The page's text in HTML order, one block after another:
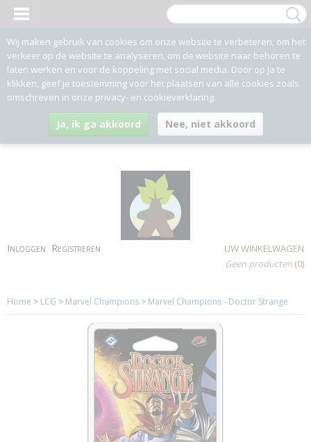
Inloggen Registreren
UW WINKELWAGEN
Geen producten (0)
Home > LCG > Marvel Champions > Marvel Champions - Doctor Strange
Wij maken gebruik van cookies om onze website te verbeteren, om het
verkeer op de website te analyseren, om de website naar behoren te
laten werken en voor de koppeling met social media. Door op Ja te
klikken, geef je toestemming voor het plaatsen van alle cookies zoals
omschreven in onze privacy- en cookieverklaring.
Ja, ik ga akkoord Nee, niet akkoord